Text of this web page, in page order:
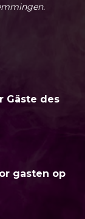
Gäste des
gasten op